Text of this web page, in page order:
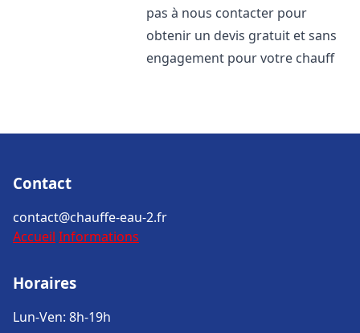
pas à nous contacter pour
obtenir un devis gratuit et sans
engagement pour votre chauff
Contact
contact@chauffe-eau-2.fr
Accueil Informations
Horaires
Lun-Ven: 8h-19h